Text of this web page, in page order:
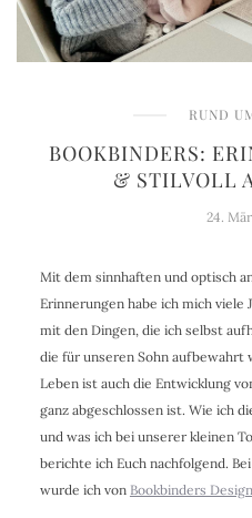
RUND
BOOKBINDERS:
& STILVOLL
24.
Mit dem sinnhaften und optisch
Erinnerungen habe ich mich viele
mit den Dingen, die ich selbst
die für unseren Sohn aufbewahrt
Leben ist auch die Entwicklung
ganz abgeschlossen ist. Wie ich
und was ich bei unserer kleinen
berichte ich Euch nachfolgend.
wurde ich von Bookbinders Design